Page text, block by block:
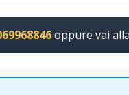
oppure vai